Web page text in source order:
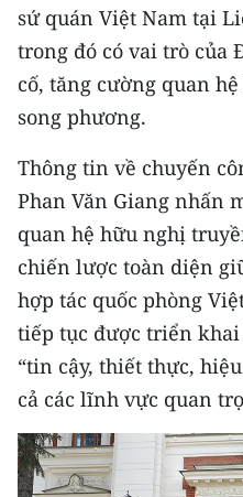
ENGLISH
中文
FRANÇAIS
РУССКИЙ
ESPAÑOL
한국어
sứ quán Việt Nam tại
trong đó có vai trò của
cố, tăng cường quan
song phương.
Thông tin về chuyến
Phan Văn Giang nhấn
quan hệ hữu nghị
chiến lược toàn diện
hợp tác quốc phòng
tiếp tục được triển
“tin cậy, thiết thực,
cả các lĩnh vực quan